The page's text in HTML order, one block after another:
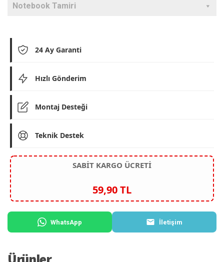
Notebook Tamiri
24 Ay Garanti
Hızlı Gönderim
Montaj Desteği
Teknik Destek
SABİT KARGO ÜCRETİ
59,90 TL
WhatsApp İletişim